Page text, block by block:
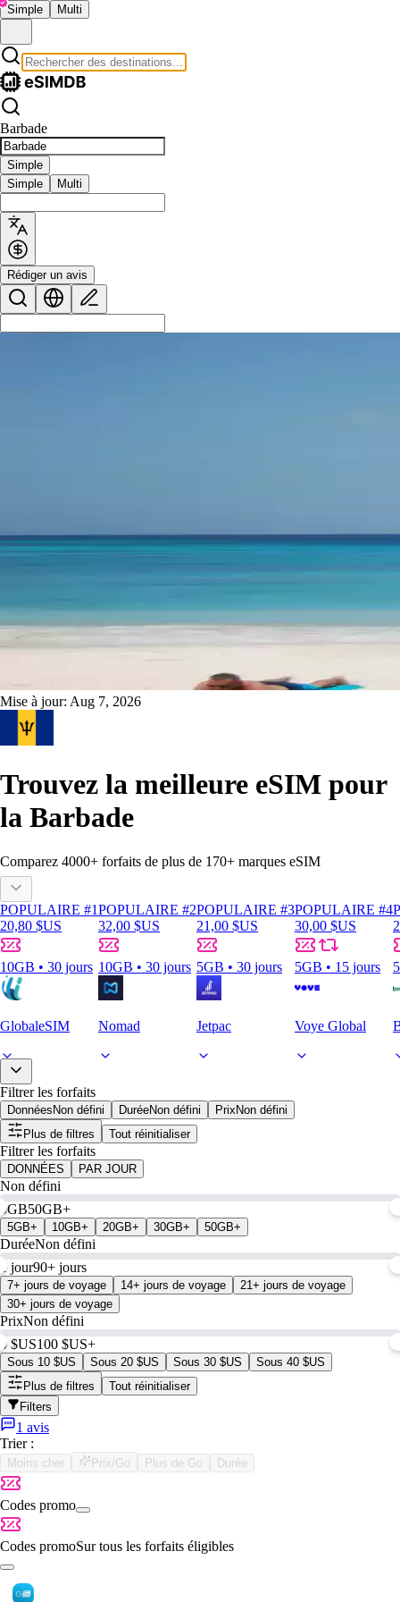
Simple Multi
Barbade
Simple
Simple
Multi
Rédiger un avis
Mise à jour: Aug 7, 2026
Trouvez la meilleure eSIM pour
la Barbade
Comparez 4000+ forfaits de plus de 170+ marques eSIM
POPULAIRE #1
20,80 $US
10GB • 30 jours
GlobaleSIM
POPULAIRE #2
32,00 $US
10GB • 30 jours
Nomad
POPULAIRE #3
21,00 $US
5GB • 30 jours
Jetpac
POPULAIRE #4
30,00 $US
5GB • 15 jours
Voye Global
Filtrer les forfaits
Données Non défini DuréeNon défini Prix Non défini
Plus de filtres
Tout réinitialiser
Filtrer les forfaits
DONNÉES PAR JOUR
Non défini
0GB50GB+
5GB+ 10GB+ 20GB+ 30GB+ 50GB+
DuréeNon défini
1 jour90+ jours
7+ jours de voyage 14+ jours de voyage
21+ jours de voyage
30+ jours de voyage
PrixNon défini
0 $US100 $US+
Sous 10 $US Sous 20 $US Sous 30 $US
Sous 40 $US
Plus de filtres
Tout réinitialiser
Filters
1 avis
Trier :
Moins cher Prix/Go Plus de Go Durée
Codes promo
Codes promoSur tous les forfaits éligibles